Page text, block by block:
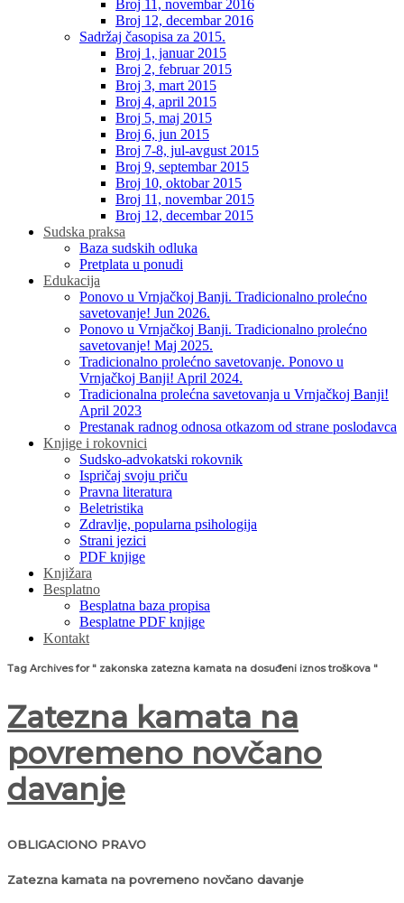
Broj 11, novembar 2016
Broj 12, decembar 2016
Sadržaj časopisa za 2015.
Broj 1, januar 2015
Broj 2, februar 2015
Broj 3, mart 2015
Broj 4, april 2015
Broj 5, maj 2015
Broj 6, jun 2015
Broj 7-8, jul-avgust 2015
Broj 9, septembar 2015
Broj 10, oktobar 2015
Broj 11, novembar 2015
Broj 12, decembar 2015
Sudska praksa
Baza sudskih odluka
Pretplata u ponudi
Edukacija
Ponovo u Vrnjačkoj Banji. Tradicionalno prolećno
savetovanje! Jun 2026.
Ponovo u Vrnjačkoj Banji. Tradicionalno prolećno
savetovanje! Maj 2025.
Tradicionalno prolećno savetovanje. Ponovo u
Vrnjačkoj Banji! April 2024.
Tradicionalna prolećna savetovanja u Vrnjačkoj Banji!
April 2023
Prestanak radnog odnosa otkazom od strane poslodavca
Knjige i rokovnici
Sudsko-advokatski rokovnik
Ispričaj svoju priču
Pravna literatura
Beletristika
Zdravlje, popularna psihologija
Strani jezici
PDF knjige
Knjižara
Besplatno
Besplatna baza propisa
Besplatne PDF knjige
Kontakt
Tag Archives for " zakonska zatezna kamata na dosuđeni iznos troškova "
Zatezna kamata na
povremeno novčano
davanje
OBLIGACIONO PRAVO
Zatezna kamata na povremeno novčano davanje